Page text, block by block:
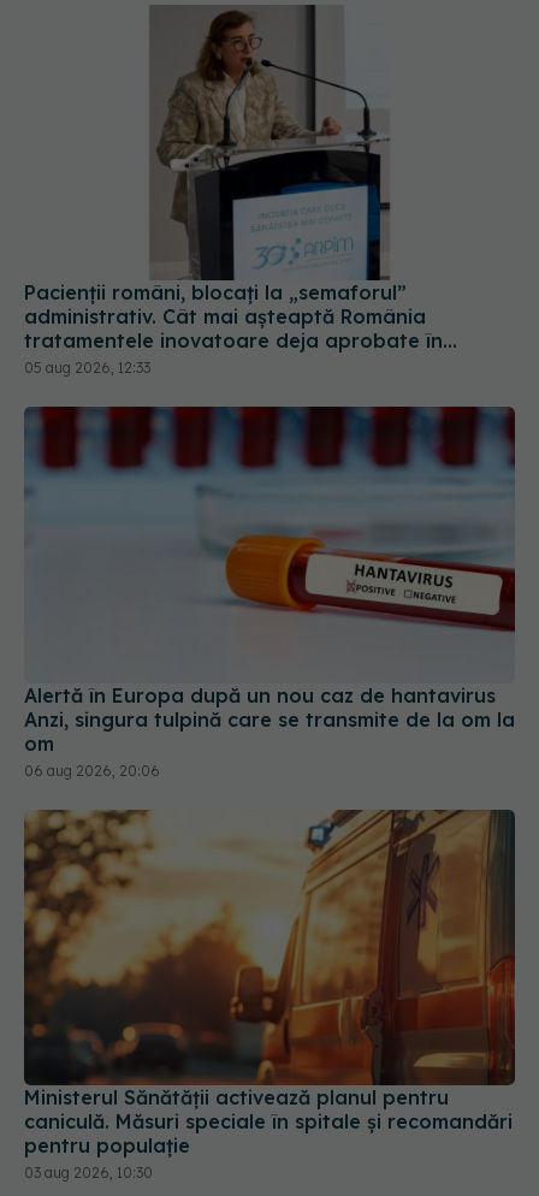
Pacienții români, blocați la „semaforul”
administrativ. Cât mai așteaptă România
tratamentele inovatoare deja aprobate în
Alertă în Europa după un nou caz de hantavirus
Anzi, singura tulpină care se transmite de la om la
Ministerul Sănătății activează planul pentru
caniculă. Măsuri speciale în spitale și recomandări
pentru populație
03 aug 2026, 10:30